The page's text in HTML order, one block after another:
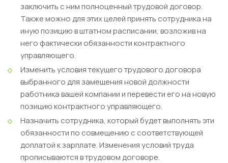
заключить с ним полноценный трудовой договор.
Также можно для этих целей принять сотрудника на
иную позицию в штатном расписании, возложив на
него фактически обязанности контрактного
управляющего.
Изменить условия текущего трудового договора
выбранного для замещения новой должности
работника вашей компании и перевести его на новую
позицию контрактного управляющего.
Назначить сотрудника, который будет выполнять эти
обязанности по совмещению с соответствующей
доплатой к зарплате. Изменения условий труда
прописываются в трудовом договоре.